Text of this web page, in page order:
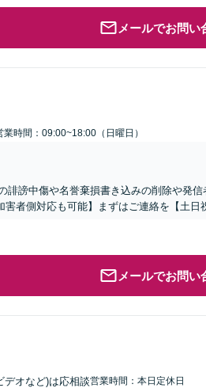
メールでお問い
業時間：09:00~18:00（日曜日）
誹謗中傷や名誉棄損書き込みの削除や発
者側対応も可能】まずはご連絡を【土日
メールでお問い
デオなど)は応相談営業時間：本日定休日